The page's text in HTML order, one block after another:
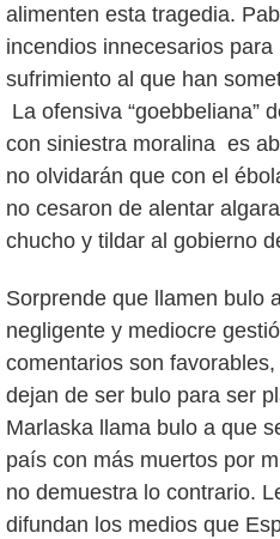
alimenten esta tragedia.
incendios innecesarios
sufrimiento al que han
La ofensiva “goebbeliana”
con siniestra moralina es
no olvidarán que con el
no cesaron de alentar
chucho y tildar al gobierno
Sorprende que llamen bulo
negligente y mediocre
comentarios son
dejan de ser bulo para ser
Marlaska llama bulo a que
país con más muertos por
no demuestra lo contrario.
difundan los medios que